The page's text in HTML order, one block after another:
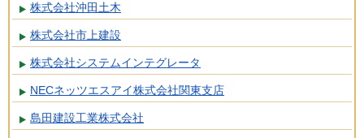
株式会社沖田土木
株式会社市上建設
株式会社システムインテグレータ
NECネッツエスアイ株式会社関東支店
島田建設工業株式会社